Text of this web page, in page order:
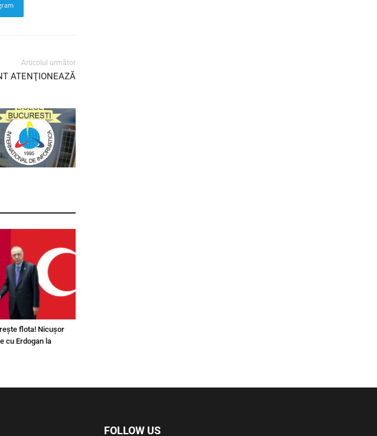
Articolul următor
ATENŢIONEAZĂ
flota! Nicușor
cu Erdogan la
FOLLOW US